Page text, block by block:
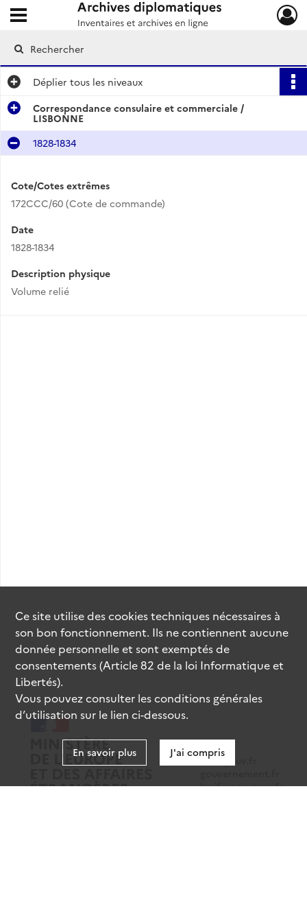
Archives diplomatiques
Ouvrir le menu déroulant
Déplier tous les niveaux
Correspondance consulaire et commerciale /
LISBONNE
1828-1834
Cote/Cotes extrêmes
172CCC/60 (Cote de commande)
Date
1828-1834
Description physique
Volume relié
data.gouv.fr
legifrance.gouv.fr
Ce site utilise descookiestechniques nécessaires à
son bon fonctionnement. Ils ne contiennent aucune
donnée personnelle et sont exemptés de
consentements (Article 82 de la loi Informatique et
Libertés).
Vous pouvez consulter les conditions générales
d’utilisation sur le lien ci-dessous.
En savoir plus J'ai compris